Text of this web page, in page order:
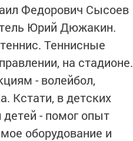
Федорович Сысоев
Юрий Дюжакин.
Теннисные
на стадионе.
- волейбол,
Кстати, в детских
детей - помог опыт
оборудование и